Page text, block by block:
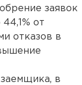
заявок
от
отказов в
в